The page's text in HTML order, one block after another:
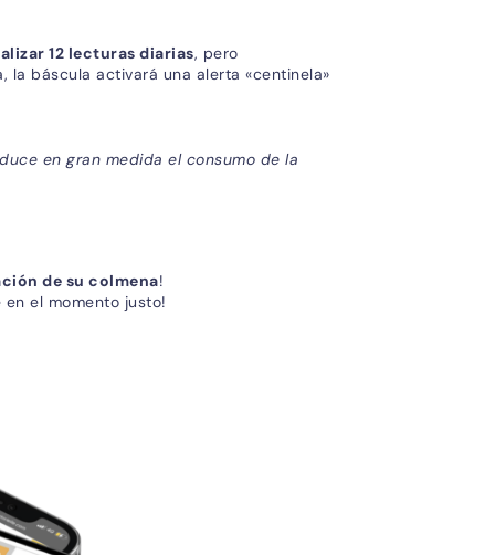
12 lecturas diarias, pero
la báscula activará una alerta «centinela»
en gran medida el consumo de la
de su colmena!
en el momento justo!